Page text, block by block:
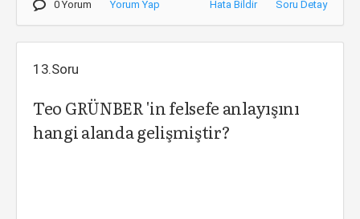
0 Yorum Yorum Yap Hata Bildir Soru Detay
13.Soru
Teo GRÜNBER 'in felsefe anlayışını
hangi alanda gelişmiştir?